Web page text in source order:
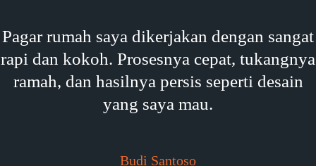
Pagar rumah saya dikerjakan dengan sangat
rapi dan kokoh. Prosesnya cepat, tukangnya
ramah, dan hasilnya persis seperti desain
yang saya mau.
Budi Santoso